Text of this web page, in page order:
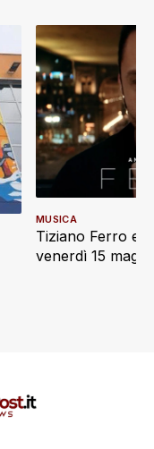
Tiziano Ferro e
venerdì 15
MUSICA